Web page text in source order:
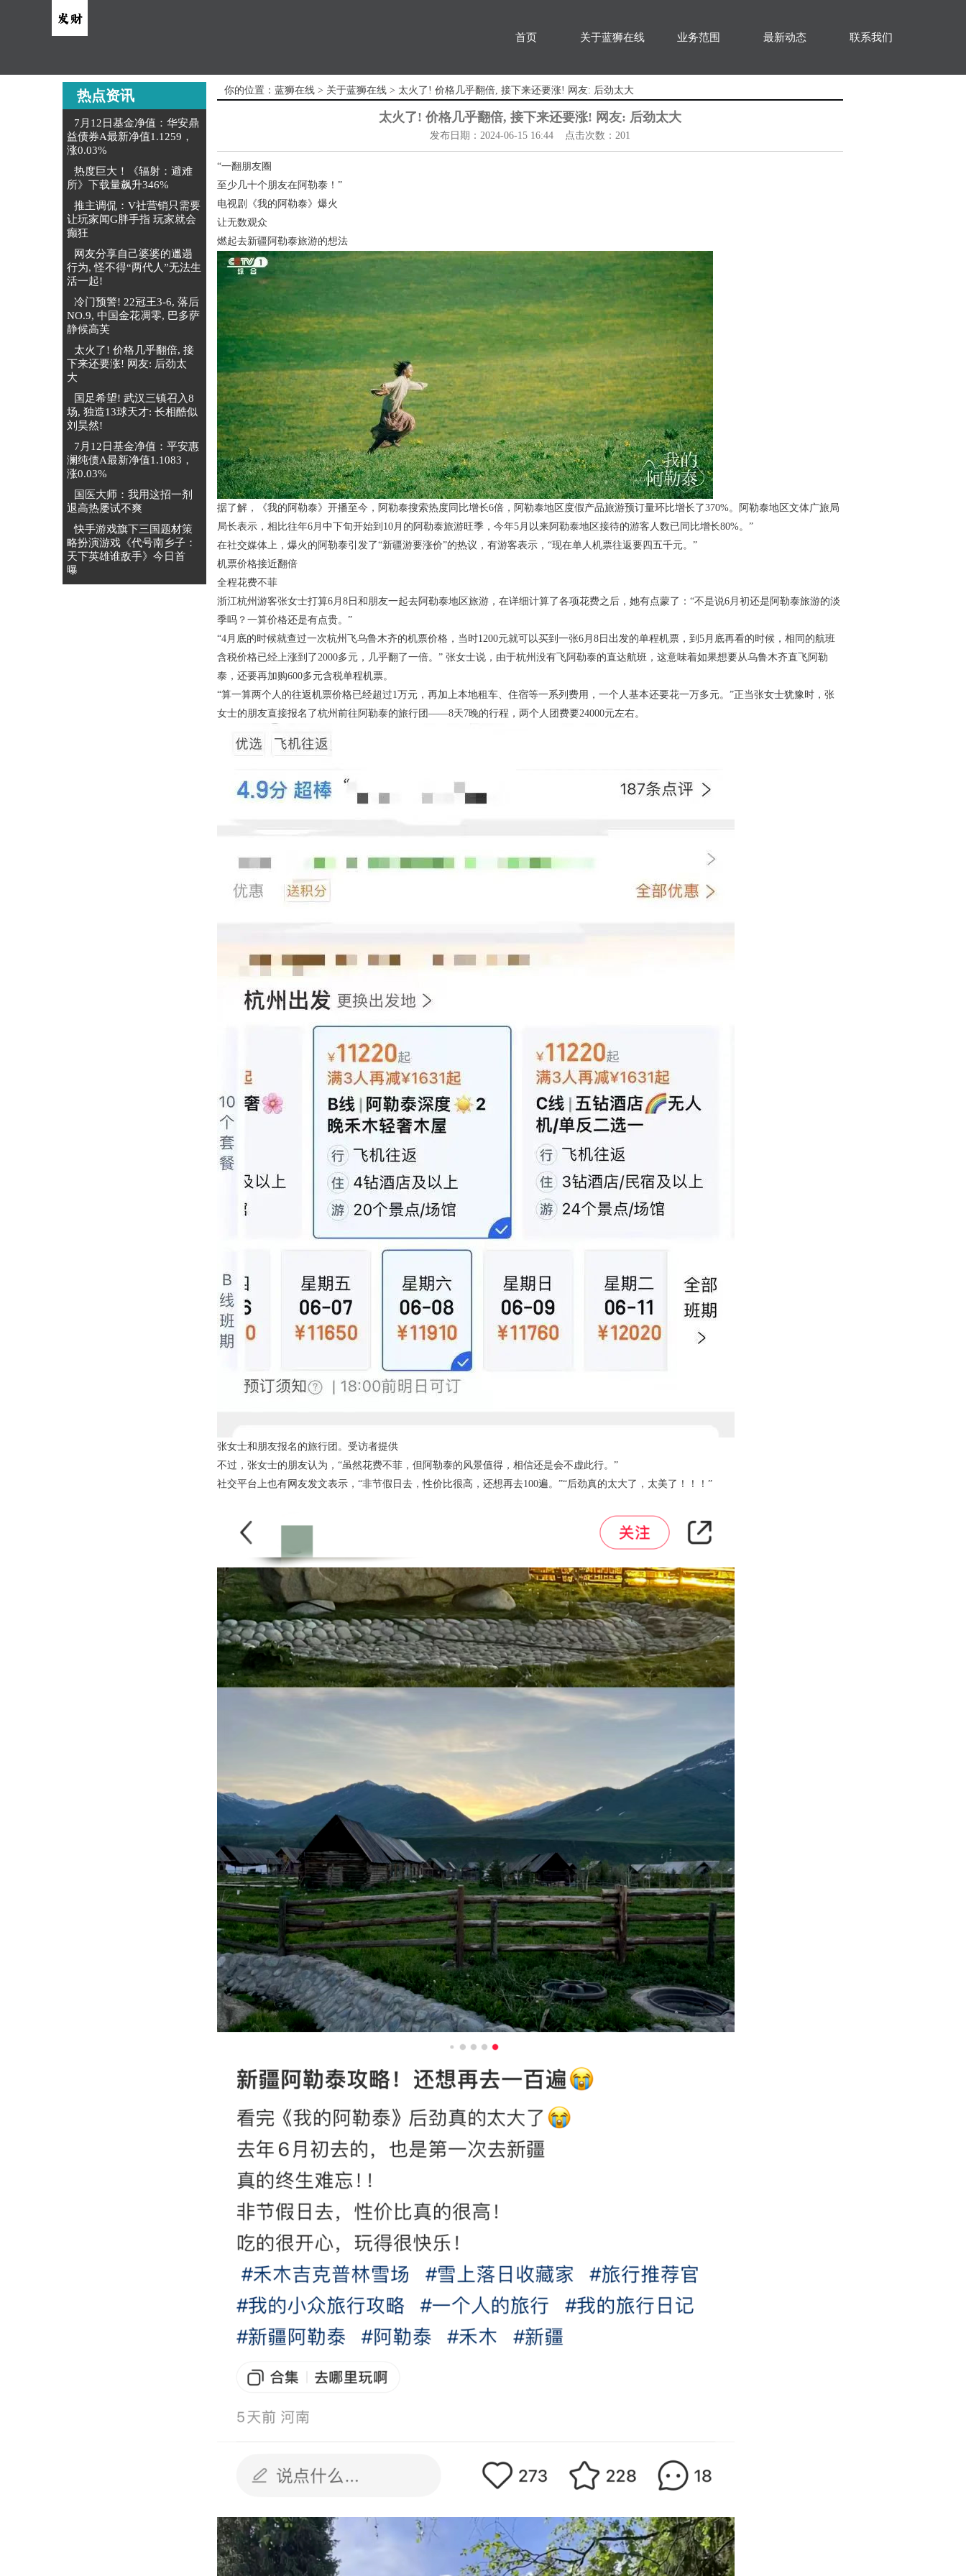
首页 关于蓝狮在线 业务范围 最新动态 联系我们
热点资讯
7月12日基金净值：华安鼎
益债券A最新净值1.1259，
涨0.03%
热度巨大！《辐射：避难
所》下载量飙升346%
推主调侃：V社营销只需要
让玩家闻G胖手指 玩家就会
癫狂
网友分享自己婆婆的邋遢
行为, 怪不得“两代人”无法生
活一起!
冷门预警! 22冠王3-6, 落后
NO.9, 中国金花凋零, 巴多萨
静候高芙
太火了! 价格几乎翻倍, 接
下来还要涨! 网友: 后劲太
大
国足希望! 武汉三镇召入8
场, 独造13球天才: 长相酷似
刘昊然!
7月12日基金净值：平安惠
澜纯债A最新净值1.1083，
涨0.03%
国医大师：我用这招一剂
退高热屡试不爽
快手游戏旗下三国题材策
略扮演游戏《代号南乡子：
天下英雄谁敌手》今日首
曝
你的位置： 蓝狮在线 > 关于蓝狮在线 > 太火了! 价格几乎翻倍, 接下来还要涨! 网友: 后劲太大
太火了! 价格几乎翻倍, 接下来还要涨! 网友: 后劲太大
发布日期：2024-06-15 16:44 点击次数：201
“一翻朋友圈
至少几十个朋友在阿勒泰！”
电视剧《我的阿勒泰》爆火
让无数观众
燃起去新疆阿勒泰旅游的想法
据了解，《我的阿勒泰》开播至今，阿勒泰搜索热度同比增长6倍，阿勒泰地区度假产品旅游预订量环比增长了370%。阿勒泰地区文体广旅局
局长表示，相比往年6月中下旬开始到10月的阿勒泰旅游旺季，今年5月以来阿勒泰地区接待的游客人数已同比增长80%。”
在社交媒体上，爆火的阿勒泰引发了“新疆游要涨价”的热议，有游客表示，“现在单人机票往返要四五千元。”
机票价格接近翻倍
全程花费不菲
浙江杭州游客张女士打算6月8日和朋友一起去阿勒泰地区旅游，在详细计算了各项花费之后，她有点蒙了：“不是说6月初还是阿勒泰旅游的淡
季吗？一算价格还是有点贵。”
“4月底的时候就查过一次杭州飞乌鲁木齐的机票价格，当时1200元就可以买到一张6月8日出发的单程机票，到5月底再看的时候，相同的航班
含税价格已经上涨到了2000多元，几乎翻了一倍。” 张女士说，由于杭州没有飞阿勒泰的直达航班，这意味着如果想要从乌鲁木齐直飞阿勒
泰，还要再加购600多元含税单程机票。
“算一算两个人的往返机票价格已经超过1万元，再加上本地租车、住宿等一系列费用，一个人基本还要花一万多元。”正当张女士犹豫时，张
女士的朋友直接报名了杭州前往阿勒泰的旅行团——8天7晚的行程，两个人团费要24000元左右。
张女士和朋友报名的旅行团。受访者提供
不过，张女士的朋友认为，“虽然花费不菲，但阿勒泰的风景值得，相信还是会不虚此行。”
社交平台上也有网友发文表示，“非节假日去，性价比很高，还想再去100遍。”“后劲真的太大了，太美了！！！”